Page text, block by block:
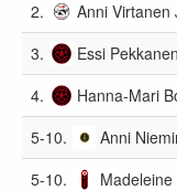
2. Anni Virtanen
3. Essi Pekkanen
4. Hanna-Mari
5-10. Anni
5-10.